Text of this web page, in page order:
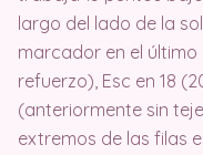
largo del lado de la
marcador en el
refuerzo), Esc en 18
(anteriormente sin
extremos de las filas